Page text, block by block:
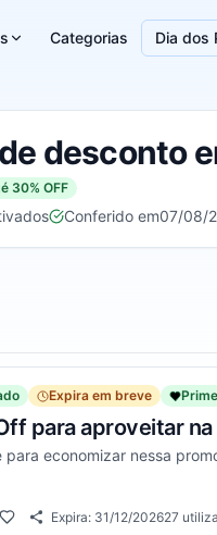
Categorias Dia dos
desconto
30% OFF
Conferido em07/08/
Expira em breve
para aproveitar
para economizar nessa
funcionou
cupom não funcionou
Expira: 31/12/202627